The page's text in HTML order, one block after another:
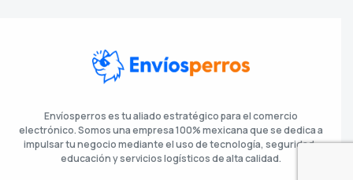
Envíosperros es tu aliado estratégico para el comercio
electrónico. Somos una empresa 100% mexicana que se dedica a
impulsar tu negocio mediante el uso de tecnología, seguridad,
educación y servicios logísticos de alta calidad.